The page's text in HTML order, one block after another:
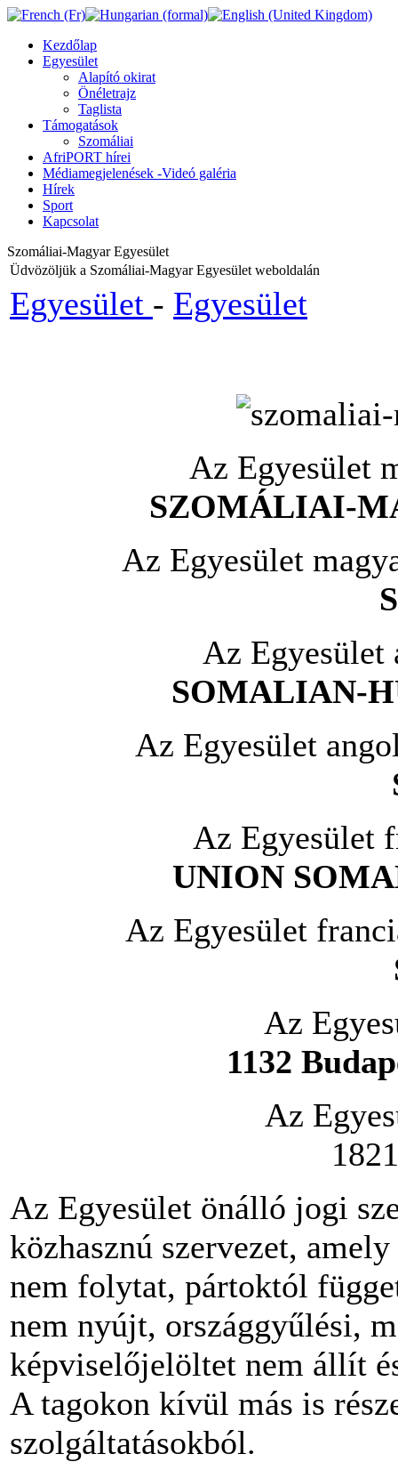
Kezdőlap
Egyesület
Alapító okirat
Önéletrajz
Taglista
Támogatások
Szomáliai
AfriPORT hírei
Médiamegjelenések -Videó galéria
Hírek
Sport
Kapcsolat
Szomáliai-Magyar Egyesület
Üdvözöljük a Szomáliai-Magyar Egyesület weboldalán
Egyesület - Egyesület
Az Egyesület
SZOMÁLIAI-
Az Egyesület
Az Egyesület
SOMALIAN-
Az Egyesület
Az Egyesület
UNION
Az Egyesület
Az
1132
Az
Az Egyesület önálló jogi
közhasznú szervezet,
nem folytat, pártoktól
nem nyújt, országgyűlési,
képviselőjelöltet nem állít
A tagokon kívül más is
szolgáltatásokból.